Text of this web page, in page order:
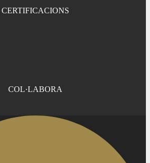
CERTIFICACIONS
COL·LABORA